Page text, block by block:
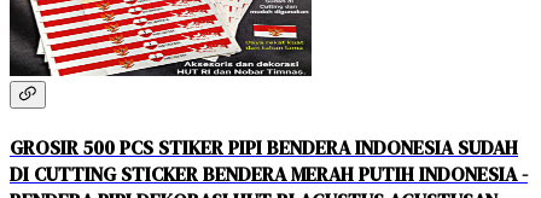
GROSIR 500 PCS STIKER PIPI BENDERA INDONESIA SUDAH
DI CUTTING STICKER BENDERA MERAH PUTIH INDONESIA -